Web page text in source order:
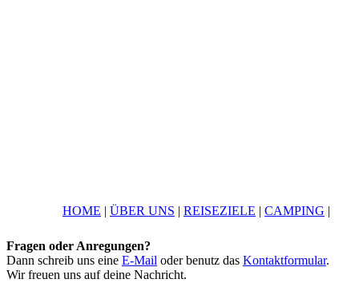
HOME | ÜBER UNS | REISEZIELE | CAMPING |
Fragen oder Anregungen?
Dann schreib uns eine E-Mail oder benutz das Kontaktformular.
Wir freuen uns auf deine Nachricht.